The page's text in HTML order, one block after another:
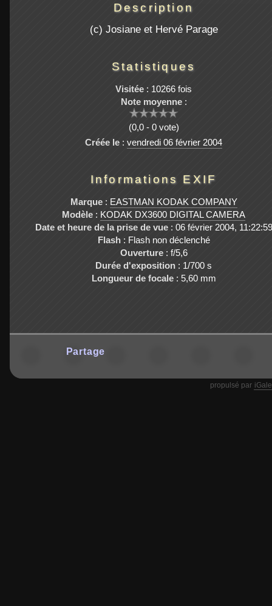
Description
(c) Josiane et Hervé Parage
Statistiques
Visitée : 10266 fois
Note moyenne:
(0,0 - 0 vote)
Créée le : vendredi 06 février 2004
Informations EXIF
Marque: EASTMAN KODAK COMPANY
Modèle : KODAK DX3600 DIGITAL CAMERA
Date et heure de la prise de vue: 06 février 2004, 11:22:59
Flash: Flash non déclenché
Ouverture: f/5,6
Durée d'exposition : 1/700 s
Longueur de focale: 5,60 mm
Partage
propulsé par